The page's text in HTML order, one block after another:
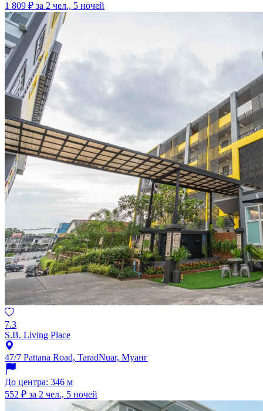
1 809 ₽ за 2 чел., 5 ночей
7.3
S.B. Living Place
47/7 Pattana Road, TaradNuar, Муанг
До центра: 346 м
552 ₽ за 2 чел., 5 ночей